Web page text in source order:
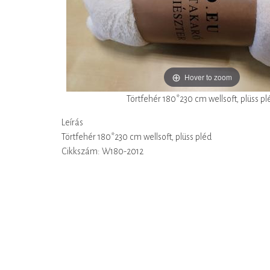
Hover to zoom
Törtfehér 180*230 cm wellsoft, plüss
Leírás
Törtfehér 180*230 cm wellsoft, plüss pléd
Cikkszám: W180-2012